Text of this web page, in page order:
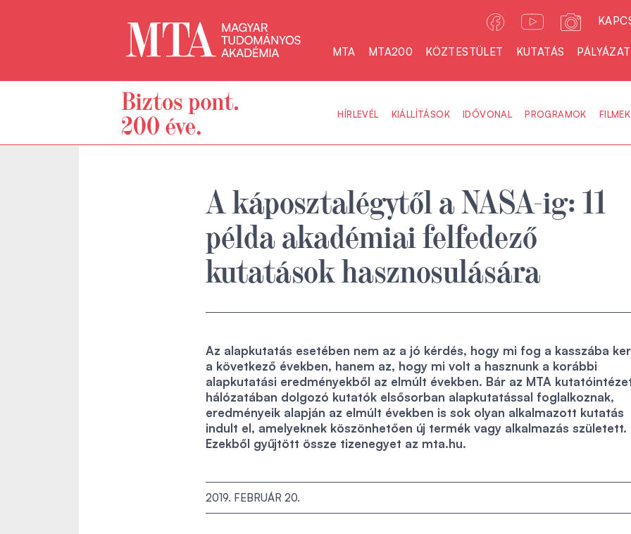
MTA MTA200 KÖZTESTÜLET KUTATÁS
HÍRLEVÉL KIÁLLÍTÁSOK IDŐVONAL PROGRAMOK FILMEK
A káposztalégytől a NASA-ig: 11
példa akadémiai felfedező
kutatások hasznosulására
Az alapkutatás esetében nem az a jó kérdés, hogy mi fog a kasszába
a következő években, hanem az, hogy mi volt a hasznunk a korábbi
alapkutatási eredményekből az elmúlt években. Bár az MTA
hálózatában dolgozó kutatók elsősorban alapkutatással foglalkoznak,
eredményeik alapján az elmúlt években is sok olyan alkalmazott kutatás
indult el, amelyeknek köszönhetően új termék vagy alkalmazás született.
Ezekből gyűjtött össze tizenegyet az mta.hu.
2019. FEBRUÁR 20.